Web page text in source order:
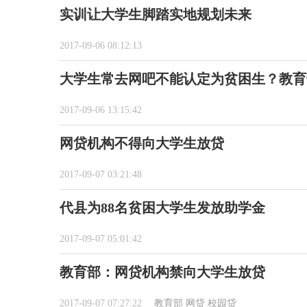
实训让大学生脚踏实地规划未来
2017-09-06 08:12:13
大学生常去网吧不能认定为贫困生？教
2017-09-06 13:15:42
网贷机构不得向大学生放贷
2017-09-07 03:21:48
代县为88名贫困大学生发放助学金
2017-09-07 05:01:42
教育部：网贷机构禁向大学生放贷
2017-09-07 07:27:22 教育部 网贷 校园贷